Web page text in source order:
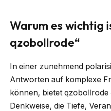
Warum es wichtig
qzobollrode“
In einer zunehmend
Antworten auf komplexe
können, bietet qzobollrode
Denkweise, die Tiefe,